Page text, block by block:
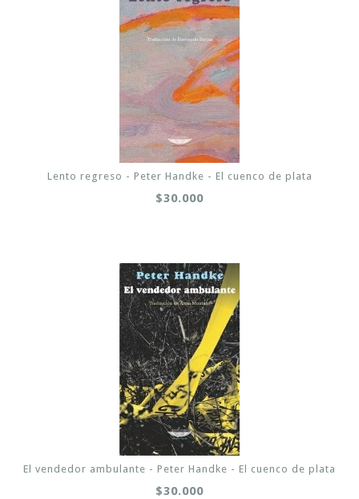
Lento regreso - Peter Handke - El cuenco de plata
$30.000
El vendedor ambulante - Peter Handke - El cuenco de plata
$30.000